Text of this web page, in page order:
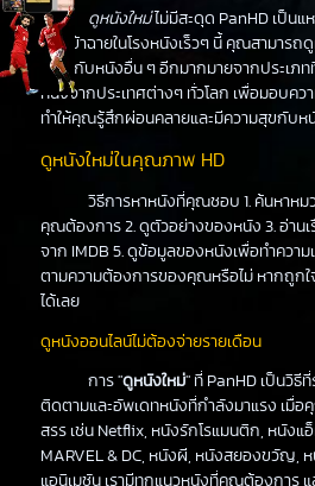
ดูหนังใหม่ไม่มีสะดุด PanHD เป็น
ที่จะเข้าฉายในโรงหนังเร็วๆ นี้ คุณสามาร
เดียวกับหนังอื่น ๆ อีกมากมายจากประเภ
หนังจากประเทศต่างๆ ทั่วโลก เพื่อมอบค
ทำให้คุณรู้สึกผ่อนคลายและมีความสุขกับห
ดูหนังใหม่ในคุณภาพ HD
วิธีการหาหนังที่คุณชอบ 1. ค้นหาห
คุณต้องการ 2. ดูตัวอย่างของหนัง 3. อ่าน
จาก IMDB 5. ดูข้อมูลของหนังเพื่อทำความ
ตามความต้องการของคุณหรือไม่ หากถูก
ได้เลย
ดูหนังออนไลน์ไม่ต้องจ่ายรายเดือน
การ "ดูหนังใหม่" ที่ PanHD เป็นวิธี
ติดตามและอัพเดทหนังที่กำลังมาแรง เมื่อ
สรร เช่น Netflix, หนังรักโรแมนติก, หนังแ
MARVEL & DC, หนังผี, หนังสยองขวัญ,
แอนิเมชัน เรามีทุกแนวหนังที่คุณต้องการ แ